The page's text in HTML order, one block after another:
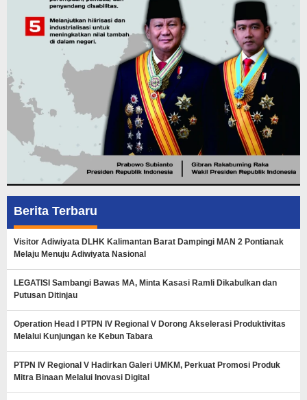
Berita Terbaru
Visitor Adiwiyata DLHK Kalimantan Barat Dampingi MAN 2 Pontianak
Melaju Menuju Adiwiyata Nasional
LEGATISI Sambangi Bawas MA, Minta Kasasi Ramli Dikabulkan dan
Putusan Ditinjau
Operation Head I PTPN IV Regional V Dorong Akselerasi Produktivitas
Melalui Kunjungan ke Kebun Tabara
PTPN IV Regional V Hadirkan Galeri UMKM, Perkuat Promosi Produk
Mitra Binaan Melalui Inovasi Digital